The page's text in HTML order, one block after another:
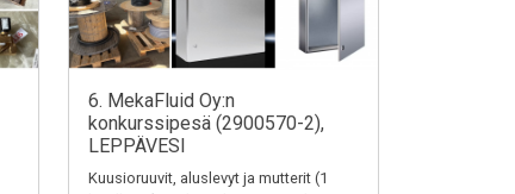
6. MekaFluid Oy:n
konkurssipesä (2900570-2),
LEPPÄVESI
Kuusioruuvit, aluslevyt ja mutterit (1